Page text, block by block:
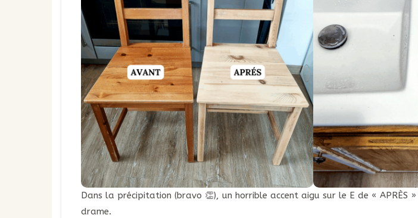
Dans la précipitation (bravo 👏), un horrible accent aigu sur le E de « APRÈS
drame.